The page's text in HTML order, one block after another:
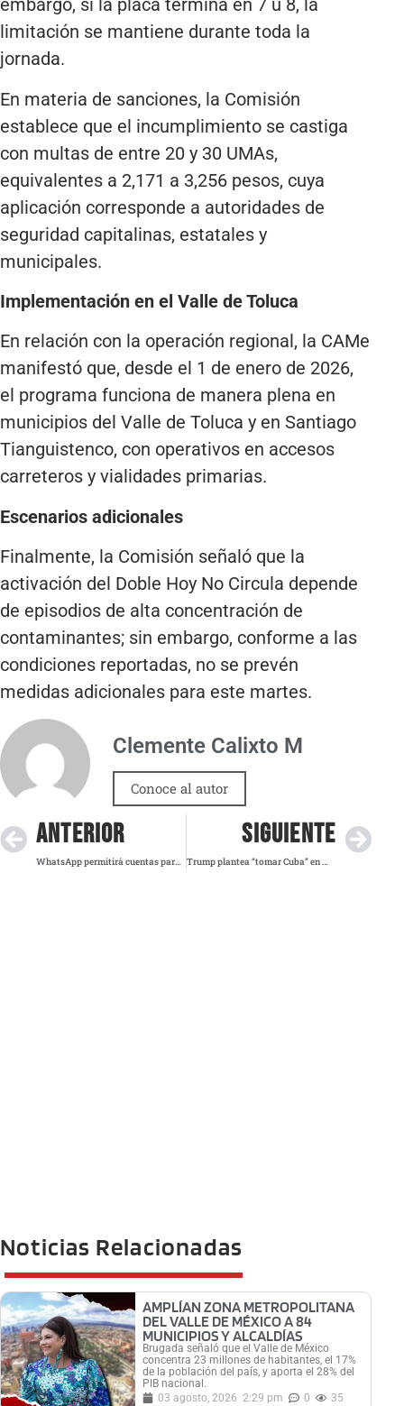
embargo, si la placa termina en 7 u 8, la
limitación se mantiene durante toda la
jornada.
En materia de sanciones, la Comisión
establece que el incumplimiento se castiga
con multas de entre 20 y 30 UMAs,
equivalentes a 2,171 a 3,256 pesos, cuya
aplicación corresponde a autoridades de
seguridad capitalinas, estatales y
municipales.
Implementación en el Valle de Toluca
En relación con la operación regional, la CAMe
manifestó que, desde el 1 de enero de 2026,
el programa funciona de manera plena en
municipios del Valle de Toluca y en Santiago
Tianguistenco, con operativos en accesos
carreteros y vialidades primarias.
Escenarios adicionales
Finalmente, la Comisión señaló que la
activación del Doble Hoy No Circula depende
de episodios de alta concentración de
contaminantes; sin embargo, conforme a las
condiciones reportadas, no se prevén
medidas adicionales para este martes.
Clemente Calixto M
Conoce al autor
ANTERIOR
WhatsApp permitirá cuentas para menores con control parental
SIGUIENTE
Trump plantea “tomar Cuba” en medio de crisis energética y diálogo bilateral
Noticias Relacionadas
AMPLÍAN ZONA METROPOLITANA
DEL VALLE DE MÉXICO A 84
MUNICIPIOS Y ALCALDÍAS
Brugada señaló que el Valle de México
concentra 23 millones de habitantes, el 17%
de la población del país, y aporta el 28% del
PIB nacional.
03 agosto, 2026 2:29 pm 0 35